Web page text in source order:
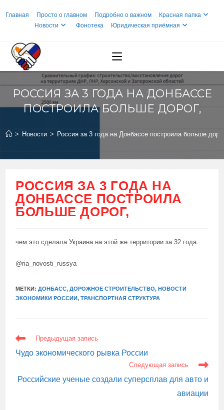
Главная Просто о главном Подробно о важном
Красная папка
Новости
Фонотека Юридическая приёмная
РОССИЯ ЗА 3 ГОДА НА ДОНБАССЕ
ПОСТРОИЛА БОЛЬШЕ ДОРОГ,
> Новости > Россия за 3 года на Донбассе построила больше
РОССИЯ ЗА 3 ГОДА НА
ДОНБАССЕ ПОСТРОИЛА
БОЛЬШЕ ДОРОГ,
чем это сделала Украина на этой же территории за 32 года.
@ria_novosti_russya
МЕТКИ:ДОНБАСС, ДОРОЖНОЕ СТРОИТЕЛЬСТВО, НОВОСТИ
ЭКОНОМИКИ РОССИИ, ТРАНСПОРТНАЯ СТРУКТУРА
ЕЩЕ
СТАТЬИ
Предыдущая запись
Чудо экономического рывка России
Следующая запись
Российские ученые создали суперсплав для авто и
авиации